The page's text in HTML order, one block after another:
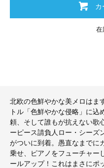
カ
北欧の色鮮やかな美メロはま
トル「色鮮やかな侵略」に
頼、そして誰もが抗えない歌
ーピース請負人ロー・シーズ
がついに到着。愚直なまでに
乗せ、ピアノをフューチャー
ールアップ！これはまさにポ